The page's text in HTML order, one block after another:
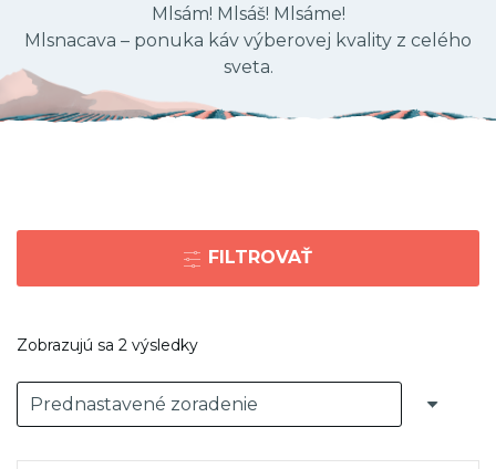
Mlsám! Mlsáš! Mlsáme!
Mlsnacava – ponuka káv výberovej kvality z celého
sveta.
FILTROVAŤ
Zobrazujú sa 2 výsledky